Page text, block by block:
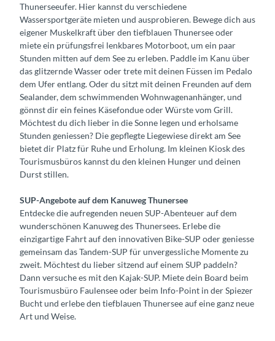
Thunerseeufer. Hier kannst du verschiedene
Wassersportgeräte mieten und ausprobieren. Bewege dich aus
eigener Muskelkraft über den tiefblauen Thunersee oder
miete ein prüfungsfrei lenkbares Motorboot, um ein paar
Stunden mitten auf dem See zu erleben. Paddle im Kanu über
das glitzernde Wasser oder trete mit deinen Füssen im Pedalo
dem Ufer entlang. Oder du sitzt mit deinen Freunden auf dem
Sealander, dem schwimmenden Wohnwagenanhänger, und
gönnst dir ein feines Käsefondue oder Würste vom Grill.
Möchtest du dich lieber in die Sonne legen und erholsame
Stunden geniessen? Die gepflegte Liegewiese direkt am See
bietet dir Platz für Ruhe und Erholung. Im kleinen Kiosk des
Tourismusbüros kannst du den kleinen Hunger und deinen
Durst stillen.
SUP-Angebote auf dem Kanuweg Thunersee
Entdecke die aufregenden neuen SUP-Abenteuer auf dem
wunderschönen Kanuweg des Thunersees. Erlebe die
einzigartige Fahrt auf den innovativen Bike-SUP oder geniesse
gemeinsam das Tandem-SUP für unvergessliche Momente zu
zweit. Möchtest du lieber sitzend auf einem SUP paddeln?
Dann versuche es mit den Kajak-SUP. Miete dein Board beim
Tourismusbüro Faulensee oder beim Info-Point in der Spiezer
Bucht und erlebe den tiefblauen Thunersee auf eine ganz neue
Art und Weise.